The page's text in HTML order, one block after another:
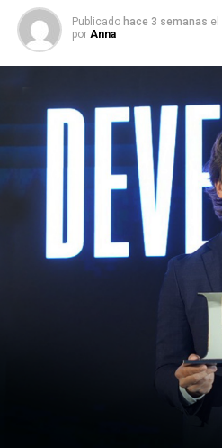
Publicado hace 3 semanas el
por Anna